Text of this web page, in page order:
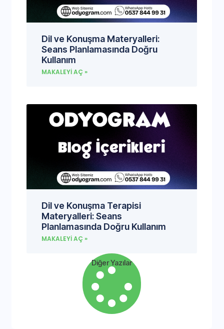
Dil ve Konuşma Materyalleri:
Seans Planlamasında Doğru
Kullanım
MAKALEYI AÇ »
Dil ve Konuşma Terapisi
Materyalleri: Seans
Planlamasında Doğru Kullanım
MAKALEYI AÇ »
Diğer Yazılar